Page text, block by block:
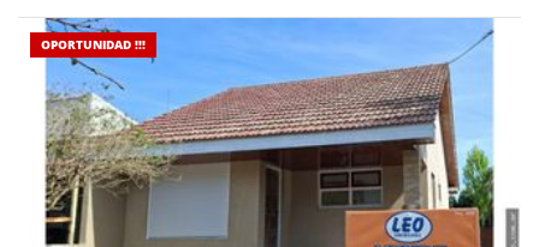
OPORTUNIDAD !!!